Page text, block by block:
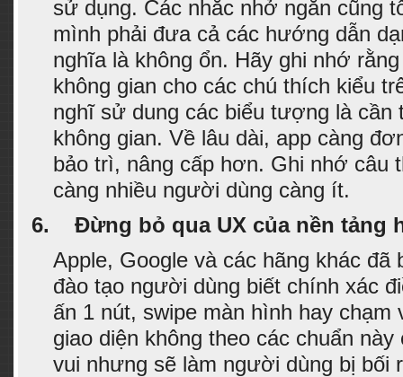
sử dụng. Các nhắc nhở ngắn cũng
mình phải đưa cả các hướng dẫn
nghĩa là không ổn. Hãy ghi nhớ
không gian cho các chú thích kiểu
nghĩ sử dung các biểu tượng là cần
không gian. Về lâu dài, app càng
bảo trì, nâng cấp hơn. Ghi nhớ câu
càng nhiều người dùng càng ít.
6.
Đừng bỏ qua UX của nền tảng
Apple, Google và các hãng khác đã
đào tạo người dùng biết chính xác
ấn 1 nút, swipe màn hình hay chạm
giao diện không theo các chuẩn
vui nhưng sẽ làm người dùng bị bối